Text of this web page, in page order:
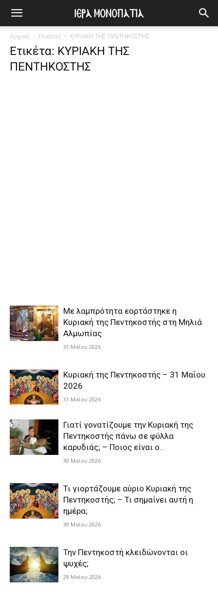
Αρχική Ετικέτες ΚΥΡΙΑΚΗ ΤΗΣ ΠΕΝΤΗΚΟΣΤΗΣ
Ετικέτα: ΚΥΡΙΑΚΗ ΤΗΣ
ΠΕΝΤΗΚΟΣΤΗΣ
Με λαμπρότητα εορτάστηκε η
Κυριακή της Πεντηκοστής στη Μηλιά
Αλμωπίας
31 Μαΐου 2026
Κυριακή της Πεντηκοστής – 31 Μαΐου
2026
31 Μαΐου 2026
Γιατί γονατίζουμε την Κυριακή της
Πεντηκοστής πάνω σε φύλλα
καρυδιάς; – Ποιος είναι ο...
30 Μαΐου 2026
Τι γιορτάζουμε αύριο Κυριακή της
Πεντηκοστής; – Τι σημαίνει αυτή η
ημέρα;
30 Μαΐου 2026
Την Πεντηκοστή κλειδώνονται οι
ψυχές;
29 Μαΐου 2026